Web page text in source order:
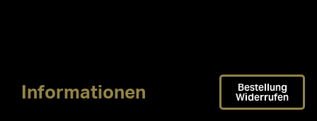
Informationen Bestellung
Widerrufen